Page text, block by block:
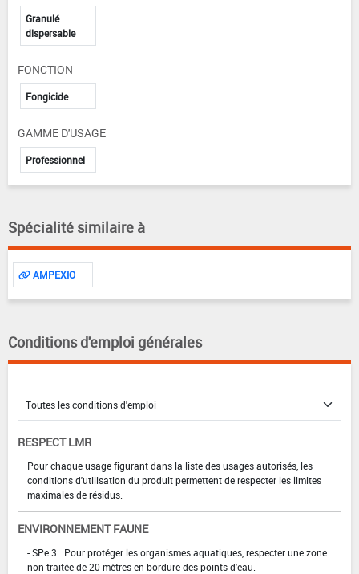
Granulé
dispersable
FONCTION
Fongicide
GAMME D'USAGE
Professionnel
Spécialité similaire à
AMPEXIO
Conditions d'emploi générales
RESPECT LMR
Pour chaque usage figurant dans la liste des usages autorisés, les
conditions d'utilisation du produit permettent de respecter les limites
maximales de résidus.
ENVIRONNEMENT FAUNE
- SPe 3 : Pour protéger les organismes aquatiques, respecter une zone
non traitée de 20 mètres en bordure des points d'eau.